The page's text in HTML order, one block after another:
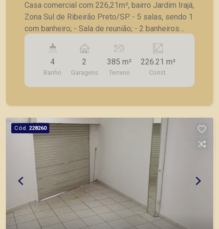
Casa comercial com 226,21m², bairro Jardim Irajá,
Zona Sul de Ribeirão Preto/SP. - 5 salas, sendo 1
com banheiro; - Sala de reunião; - 2 banheiros
sociais; - Cozinha; - Recepção; - Lavabo; -
Piscina; - Varanda gourmet; - Lavanderia de
banheiro de serviço; - 2 vagas de garagem na
frente; - Excelente localização. Também temos
imóveis no Jardim Canadá, Vila Ana Maria, casas
na Zona Sul.
4
Banho
2
Garagens
385 m²
Terreno
226.21 m²
Const.
Cód. 228260